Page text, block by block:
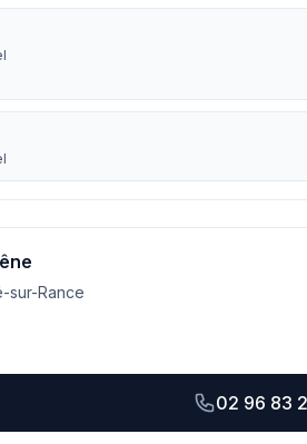
sur-Rance
02 96 83